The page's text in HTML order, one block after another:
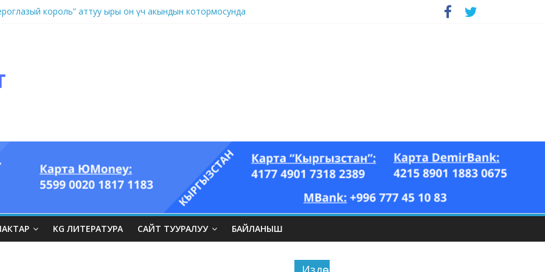
король” аттуу ыры он үч акындын котормосунда
KG ЛИТЕРАТУРА САЙТ ТУУРАЛУУ БАЙЛАНЫШ